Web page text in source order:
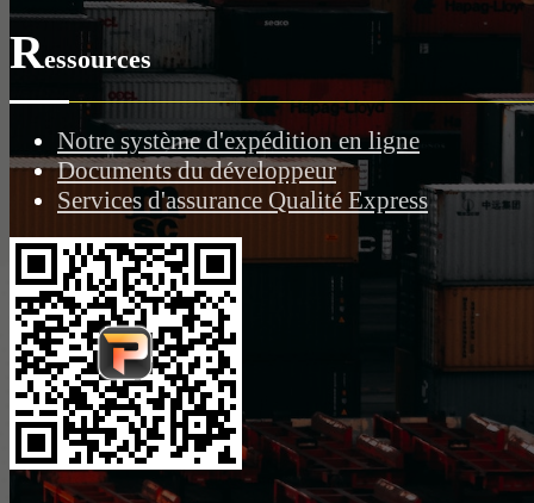
Ressources
Notre système d'expédition en ligne
Documents du développeur
Services d'assurance Qualité Express